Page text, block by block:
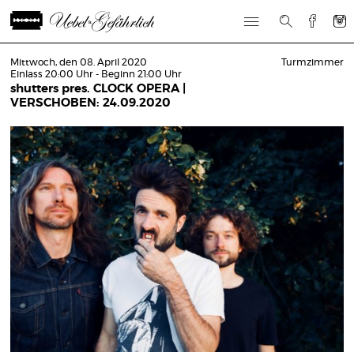
Mittwoch, den 08. April 2020
Einlass 20:00 Uhr - Beginn 21:00 Uhr
shutters pres. CLOCK OPERA |
VERSCHOBEN: 24.09.2020
Turmzimmer